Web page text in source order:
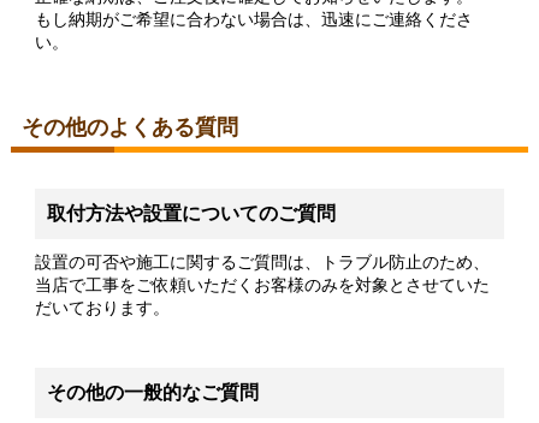
もし納期がご希望に合わない場合は、迅速にご連絡くださ
い。
その他のよくある質問
取付方法や設置についてのご質問
設置の可否や施工に関するご質問は、トラブル防止のため、
当店で工事をご依頼いただくお客様のみを対象とさせていた
だいております。
その他の一般的なご質問